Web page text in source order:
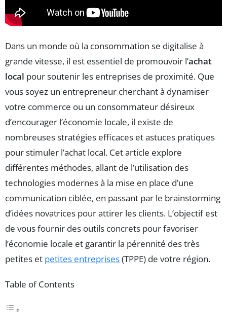
Dans un monde où la consommation se digitalise à
grande vitesse, il est essentiel de promouvoir l’achat
local pour soutenir les entreprises de proximité. Que
vous soyez un entrepreneur cherchant à dynamiser
votre commerce ou un consommateur désireux
d’encourager l’économie locale, il existe de
nombreuses stratégies efficaces et astuces pratiques
pour stimuler l’achat local. Cet article explore
différentes méthodes, allant de l’utilisation des
technologies modernes à la mise en place d’une
communication ciblée, en passant par le brainstorming
d’idées novatrices pour attirer les clients. L’objectif est
de vous fournir des outils concrets pour favoriser
l’économie locale et garantir la pérennité des très
petites et petites entreprises(TPPE) de votre région.
Table of Contents